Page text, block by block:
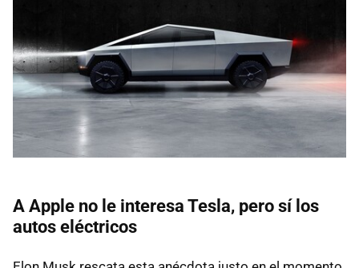
A Apple no le interesa Tesla, pero sí los
autos eléctricos